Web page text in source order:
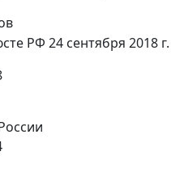
РФ 24 сентября 2018 г.